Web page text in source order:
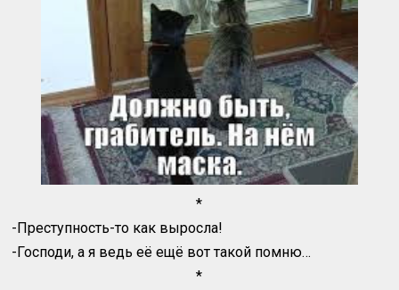
*
-Преступность-то как выросла!
-Господи, а я ведь её ещё вот такой помню…
*